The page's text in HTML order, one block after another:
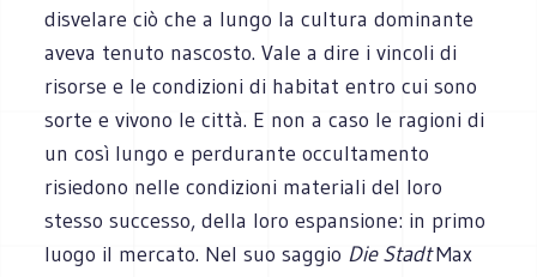
disvelare ciò che a lungo la cultura dominante
aveva tenuto nascosto. Vale a dire i vincoli di
risorse e le condizioni di habitat entro cui sono
sorte e vivono le città. E non a caso le ragioni di
un così lungo e perdurante occultamento
risiedono nelle condizioni materiali del loro
stesso successo, della loro espansione: in primo
luogo il mercato. Nel suo saggio Die StadtMax